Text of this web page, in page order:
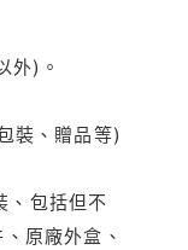
外)。
裝、贈品等)
、包括但不
原廠外盒、